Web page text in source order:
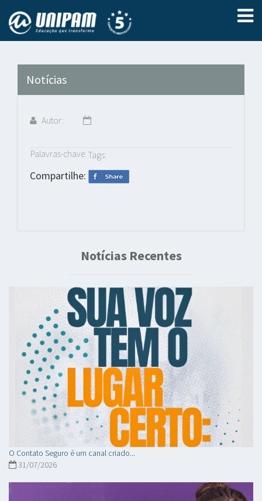
Notícias
Autor:
Palavras-chave: Tags:
Compartilhe:
Notícias Recentes
O Contato Seguro é um canal criado...
31/07/2026